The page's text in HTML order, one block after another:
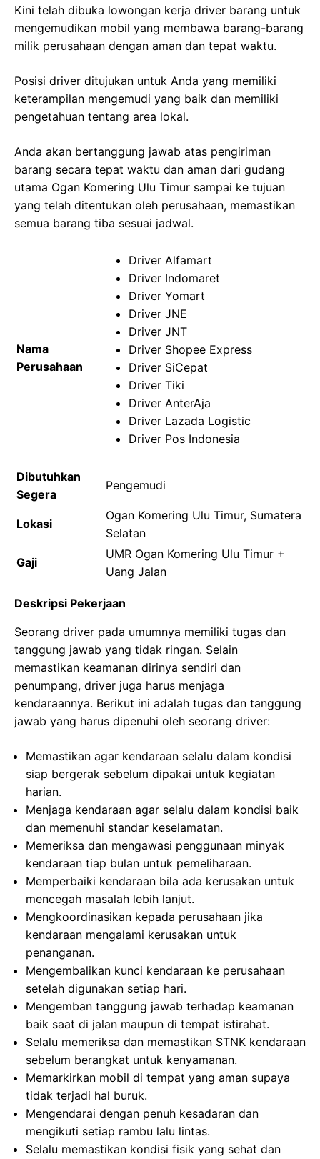
Kini telah dibuka lowongan kerja driver barang untuk
mengemudikan mobil yang membawa barang-barang
milik perusahaan dengan aman dan tepat waktu.
Posisi driver ditujukan untuk Anda yang memiliki
keterampilan mengemudi yang baik dan memiliki
pengetahuan tentang area lokal.
Anda akan bertanggung jawab atas pengiriman
barang secara tepat waktu dan aman dari gudang
utama Ogan Komering Ulu Timur sampai ke tujuan
yang telah ditentukan oleh perusahaan, memastikan
semua barang tiba sesuai jadwal.
Nama
Perusahaan
Driver Alfamart
Driver Indomaret
Driver Yomart
Driver JNE
Driver JNT
Driver Shopee Express
Driver SiCepat
Driver Tiki
Driver AnterAja
Driver Lazada Logistic
Driver Pos Indonesia
Dibutuhkan
Segera
Pengemudi
Lokasi
Ogan Komering Ulu Timur, Sumatera
Selatan
Gaji
UMR Ogan Komering Ulu Timur +
Uang Jalan
Deskripsi Pekerjaan
Seorang driver pada umumnya memiliki tugas dan
tanggung jawab yang tidak ringan. Selain
memastikan keamanan dirinya sendiri dan
penumpang, driver juga harus menjaga
kendaraannya. Berikut ini adalah tugas dan tanggung
jawab yang harus dipenuhi oleh seorang driver:
Memastikan agar kendaraan selalu dalam kondisi
siap bergerak sebelum dipakai untuk kegiatan
harian.
Menjaga kendaraan agar selalu dalam kondisi baik
dan memenuhi standar keselamatan.
Memeriksa dan mengawasi penggunaan minyak
kendaraan tiap bulan untuk pemeliharaan.
Memperbaiki kendaraan bila ada kerusakan untuk
mencegah masalah lebih lanjut.
Mengkoordinasikan kepada perusahaan jika
kendaraan mengalami kerusakan untuk
penanganan.
Mengembalikan kunci kendaraan ke perusahaan
setelah digunakan setiap hari.
Mengemban tanggung jawab terhadap keamanan
baik saat di jalan maupun di tempat istirahat.
Selalu memeriksa dan memastikan STNK kendaraan
sebelum berangkat untuk kenyamanan.
Memarkirkan mobil di tempat yang aman supaya
tidak terjadi hal buruk.
Mengendarai dengan penuh kesadaran dan
mengikuti setiap rambu lalu lintas.
Selalu memastikan kondisi fisik yang sehat dan